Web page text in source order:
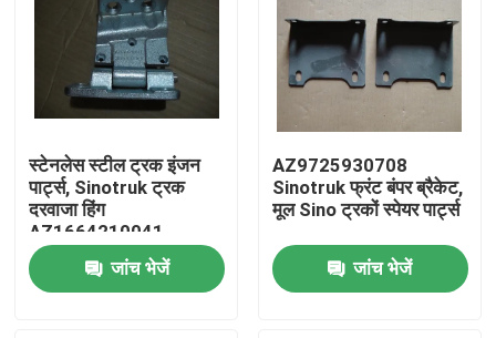
हमारे बारे में
फैक्टरी यात्रा
गुणवत्ता नियंत्रण
स्टेनलेस स्टील ट्रक इंजन
पार्ट्स, Sinotruk ट्रक
दरवाजा हिंग
AZ1664210041
जांच भेजें
AZ9725930708
Sinotruk फ्रंट बंपर ब्रैकेट,
मूल Sino ट्रकों स्पेयर पार्ट्स
जांच भेजें